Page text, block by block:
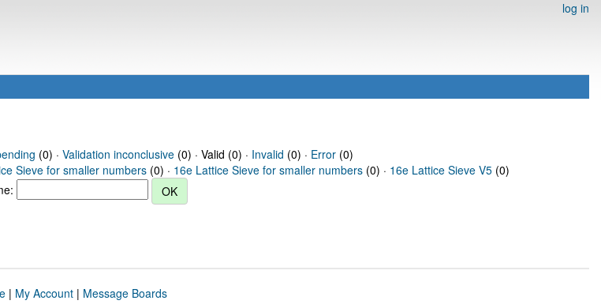
log in
(0) · Validation inconclusive(0) · Valid (0) · Invalid (0) · Error(0)
Sieve for smaller numbers (0) · 16e Lattice Sieve for smaller numbers (0) · 16e Lattice Sieve V5 (0)
| My Account| Message Boards